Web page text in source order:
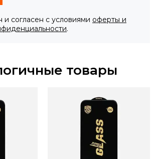
и согласен с условиями оферты и
.
товары